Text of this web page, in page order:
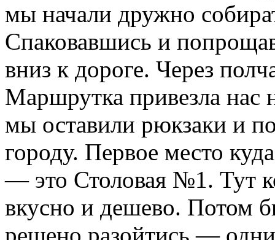
мы начали дружно
Спаковавшись и
вниз к дороге. Через
Маршрутка привезла нас
мы оставили рюкзаки и
городу. Первое место
— это Столовая №1. Тут
вкусно и дешево. Потом
решено разойтись —